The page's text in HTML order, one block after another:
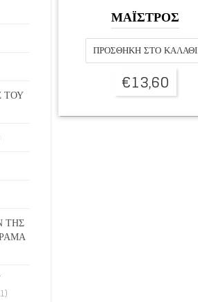
ΜΑΪΣΤΡΟΣ
ΠΡΟΣΘΉΚΗ ΣΤΟ ΚΑΛΆΘΙ
€13,60
ΤΟΥ
ΤΗΣ